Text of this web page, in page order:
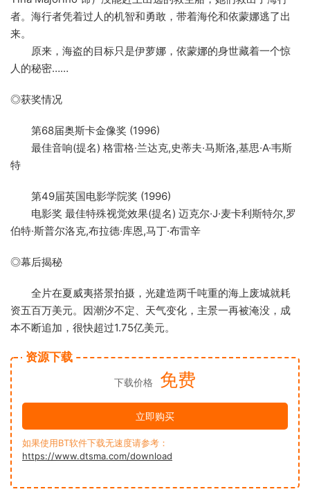
者。海行者凭着过人的机智和勇敢，带着海伦和依蒙娜逃了出
来。
原来，海盗的目标只是伊萝娜，依蒙娜的身世藏着一个惊
人的秘密……
◎获奖情况
第68届奥斯卡金像奖 (1996)
最佳音响(提名) 格雷格·兰达克,史蒂夫·马斯洛,基思·A·韦斯
特
第49届英国电影学院奖 (1996)
电影奖 最佳特殊视觉效果(提名) 迈克尔·J·麦卡利斯特尔,罗
伯特·斯普尔洛克,布拉德·库恩,马丁·布雷辛
◎幕后揭秘
全片在夏威夷搭景拍摄，光建造两千吨重的海上废城就耗
资五百万美元。因潮汐不定、天气变化，主景一再被淹没，成
本不断追加，很快超过1.75亿美元。
资源下载
下载价格 免费
立即购买
如果使用BT软件下载无速度请参考：
https://www.dtsma.com/download